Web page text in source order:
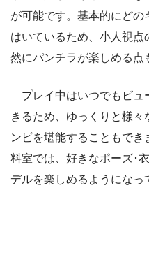
が可能です。基本的にど
はいているため、小人視点
然にパンチラが楽しめる点
プレイ中はいつでもビュ
きるため、ゆっくりと様々
ンビを堪能することもで
料室では、好きなポーズ･
デルを楽しめるようになっ